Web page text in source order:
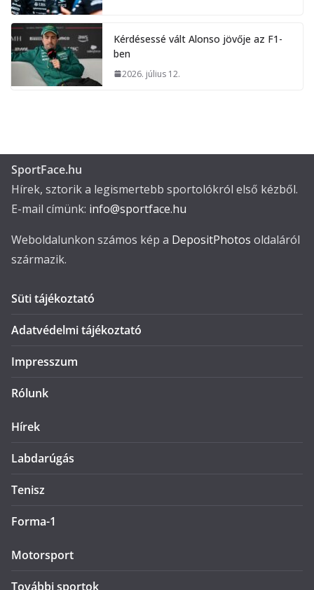
Kérdésessé vált Alonso jövője az F1-
ben
2026. július 12.
SportFace.hu
Hírek, sztorik a legismertebb sportolókról első kézből.
E-mail címünk: info@sportface.hu
Weboldalunkon számos kép a DepositPhotos oldaláról
származik.
Süti tájékoztató
Adatvédelmi tájékoztató
Impresszum
Rólunk
Hírek
Labdarúgás
Tenisz
Forma-1
Motorsport
További sportok